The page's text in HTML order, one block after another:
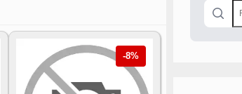
-8%